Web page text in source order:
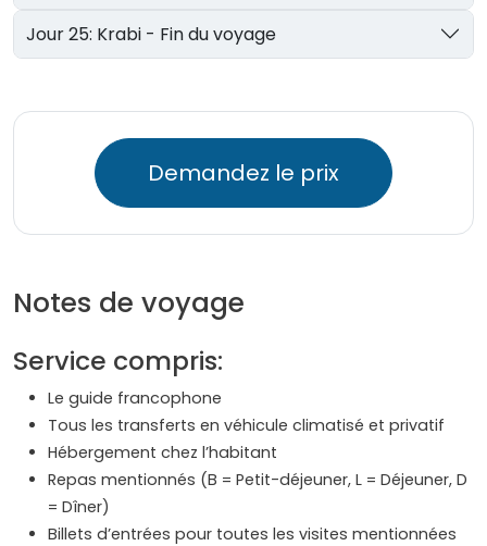
Jour 25: Krabi - Fin du voyage
Demandez le prix
Notes de voyage
Service compris:
Le guide francophone
Tous les transferts en véhicule climatisé et privatif
Hébergement chez l’habitant
Repas mentionnés (B = Petit-déjeuner, L = Déjeuner, D
= Dîner)
Billets d’entrées pour toutes les visites mentionnées